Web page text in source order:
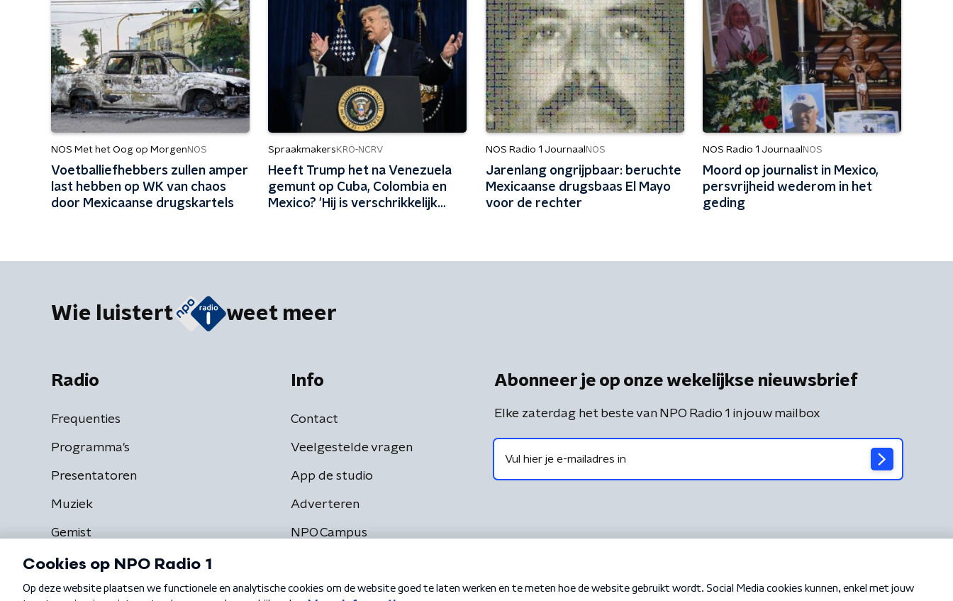
NOS Met het Oog op Morgen NOS
Voetballiefhebbers zullen amper
last hebben op WK van chaos
door Mexicaanse drugskartels
Spraakmakers KRO-NCRV
Heeft Trump het na Venezuela
gemunt op Cuba, Colombia en
Mexico? 'Hij is verschrikkelijk
NOS Radio 1 Journaal NOS
Jarenlang ongrijpbaar: beruchte
Mexicaanse drugsbaas El Mayo
voor de rechter
NOS Radio 1 Journaal NOS
Moord op journalist in Mexico,
persvrijheid wederom in het
geding
Wie luistert weet meer
Radio
Frequenties
Programma's
Presentatoren
Muziek
Gemist
Info
Contact
Veelgestelde vragen
App de studio
Adverteren
NPO Campus
Abonneer je op onze wekelijkse nieuwsbrief
Elke zaterdag het beste van NPO Radio 1 in jouw mailbox